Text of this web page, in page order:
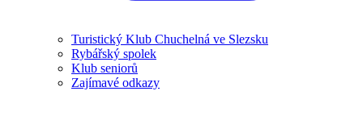
Turistický Klub Chuchelná ve Slezsku
Rybářský spolek
Klub seniorů
Zajímavé odkazy